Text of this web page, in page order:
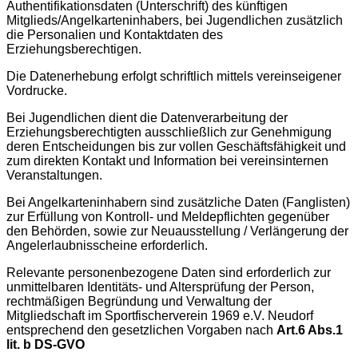
Authentifikationsdaten (Unterschrift) des künftigen
Mitglieds/Angelkarteninhabers, bei Jugendlichen zusätzlich
die Personalien und Kontaktdaten des
Erziehungsberechtigen.
Die Datenerhebung erfolgt schriftlich mittels vereinseigener
Vordrucke.
Bei Jugendlichen dient die Datenverarbeitung der
Erziehungsberechtigten ausschließlich zur Genehmigung
deren Entscheidungen bis zur vollen Geschäftsfähigkeit und
zum direkten Kontakt und Information bei vereinsinternen
Veranstaltungen.
Bei Angelkarteninhabern sind zusätzliche Daten (Fanglisten)
zur Erfüllung von Kontroll- und Meldepflichten gegenüber
den Behörden, sowie zur Neuausstellung / Verlängerung der
Angelerlaubnisscheine erforderlich.
Relevante personenbezogene Daten sind erforderlich zur
unmittelbaren Identitäts- und Altersprüfung der Person,
rechtmäßigen Begründung und Verwaltung der
Mitgliedschaft im Sportfischerverein 1969 e.V. Neudorf
entsprechend den gesetzlichen Vorgaben nach Art.6 Abs.1
lit. b DS-GVO